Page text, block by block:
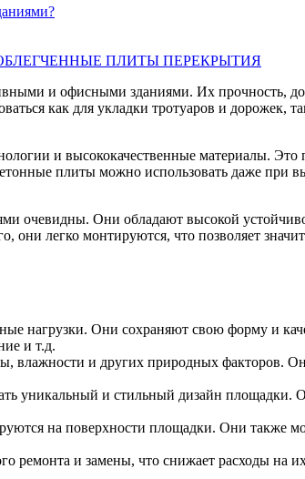
ПЛИТЫ ПЕРЕКРЫТИЯ
и офисными зданиями. Их прочность,
как для укладки тротуаров и дорожек,
и высококачественные материалы. Это
плиты можно использовать даже при
очевидны. Они обладают высокой
легко монтируются, что позволяет
нагрузки. Они сохраняют свою форму и
и т.д.
влажности и других природных факторов.
уникальный и стильный дизайн площадки.
на поверхности площадки. Они также
ремонта и замены, что снижает расходы на